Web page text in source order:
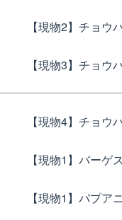
【現物2】チョウ
【現物3】チョウ
【現物4】チョウ
【現物1】バーゲ
【現物1】パプ